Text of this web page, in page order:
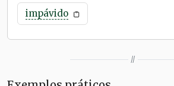
impávido
//